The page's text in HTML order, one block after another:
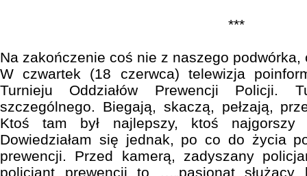
***
Na zakończenie coś nie z naszego podwórka,
W czwartek (18 czerwca) telewizja
Turnieju Oddziałów Prewencji Policji.
szczególnego. Biegają, skaczą, pełzają,
Ktoś tam był najlepszy, ktoś
Dowiedziałam się jednak, po co do życia
prewencji. Przed kamerą, zadyszany
policjant prewencji to …„pasjonat służący